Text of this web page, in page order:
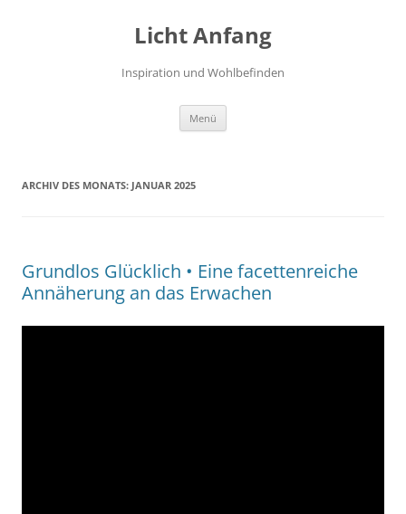
Licht Anfang
Inspiration und Wohlbefinden
Menü
ARCHIV DES MONATS: JANUAR 2025
Grundlos Glücklich • Eine facettenreiche
Annäherung an das Erwachen